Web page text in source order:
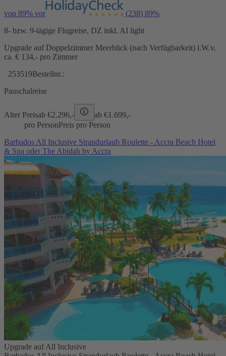
von 89% vor (238) 89%
8- bzw. 9-tägige Flugreise, DZ inkl. AI light
Upgrade auf Doppelzimmer Meerblick (nach Verfügbarkeit) i.W.v.
ca. € 134,- pro Zimmer
253519Bestellnr.:
Pauschalreise
Alter Preisab €2.296,- ab €1.699,-
pro PersonPreis pro Person
Barbados All Inclusive Strandurlaub Roulette - Accra Beach Hotel
& Spa oder The Abidah by Accra
Upgrade auf All Inclusive